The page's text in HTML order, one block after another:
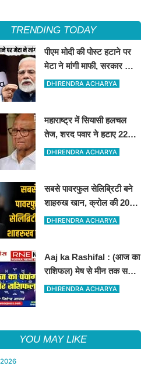
TRENDING TODAY
पीएम मोदी की पोस्ट हटाने पर
मेटा ने मांगी माफी, सरकार की
सख्ती के सामने मेटा झुकी
DHIRENDRA ACHARYA
महाराष्ट्र में सियासी हलचल
तेज, शरद पवार ने हटाए 22
राष्ट्रीय प्रवक्ता
DHIRENDRA ACHARYA
सबसे पावरफुल सेलिब्रिटी बने
शाहरुख खान, क्रोल की 2025
सेलिब्रिटी ब्रांड रैंकिंग जारी
DHIRENDRA ACHARYA
Aaj ka Rashifal : (आज का
राशिफल) मेष से मीन तक सभी
राशिवालों के लिए ऐसा रहेगा
DHIRENDRA ACHARYA
YOU MAY LIKE